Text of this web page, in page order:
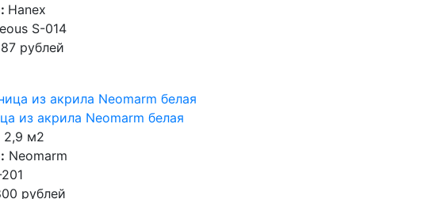
Hanex
S-014
рублей
из акрила Neomarm белая
2,9 м2
Neomarm
рублей